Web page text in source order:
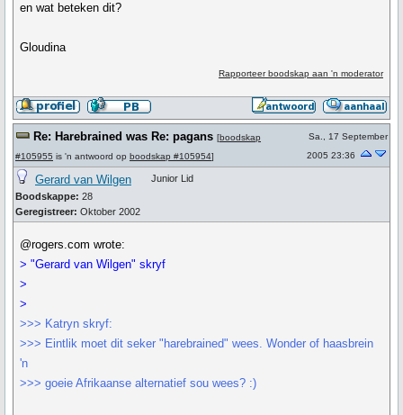
en wat beteken dit?
Gloudina
Rapporteer boodskap aan 'n moderator
Re: Harebrained was Re: pagans [boodskap
#105955 is 'n antwoord op boodskap #105954]
Sa., 17 September
2005 23:36
Gerard van Wilgen
Boodskappe: 28
Geregistreer: Oktober 2002
Junior Lid
@rogers.com wrote:
> "Gerard van Wilgen" skryf
>
>
>>> Katryn skryf:
>>> Eintlik moet dit seker "harebrained" wees. Wonder of haasbrein
'n
>>> goeie Afrikaanse alternatief sou wees? :)